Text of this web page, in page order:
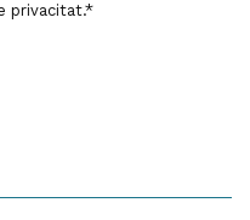
privacitat.*